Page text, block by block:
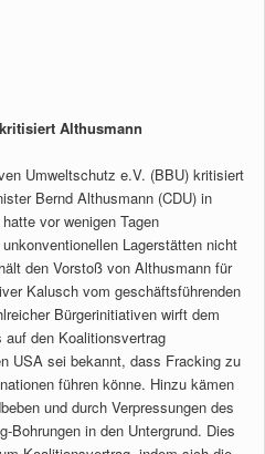
Althusmann
Umweltschutz e.V. (BBU) kritisiert
Bernd Althusmann (CDU) in
vor wenigen Tagen
Lagerstätten nicht
den Vorstoß von Althusmann für
Kalusch vom geschäftsführenden
Bürgerinitiativen wirft dem
den Koalitionsvertrag
USA sei bekannt, dass Fracking zu
führen könne. Hinzu kämen
und durch Verpressungen des
Bohrungen in den Untergrund. Dies